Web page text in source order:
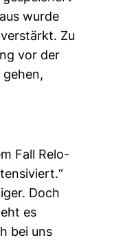
wurde
Zu
vor der
gehen,
Fall Relo­
Doch
es
bei uns